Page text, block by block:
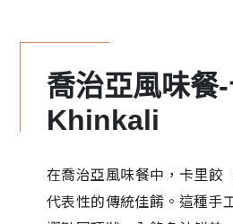
喬治亞風味餐
Khinkali
在喬治亞風味餐中，卡里餃
代表性的傳統佳餚。這種手